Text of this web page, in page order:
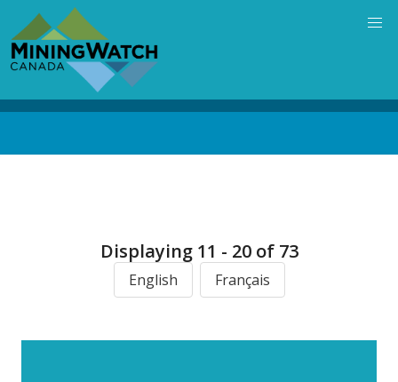
main
content
Displaying 11 - 20 of 73
English Français